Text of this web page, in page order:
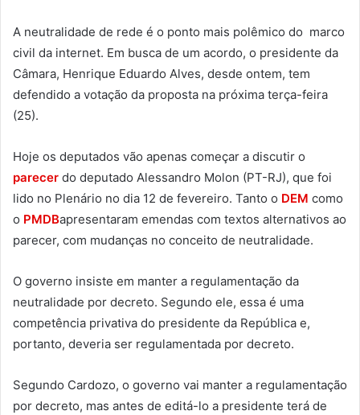
A neutralidade de rede é o ponto mais polêmico do marco
civil da internet. Em busca de um acordo, o presidente da
Câmara, Henrique Eduardo Alves, desde ontem, tem
defendido a votação da proposta na próxima terça-feira
(25).
Hoje os deputados vão apenas começar a discutir o
parecer do deputado Alessandro Molon (PT-RJ), que foi
lido no Plenário no dia 12 de fevereiro. Tanto o DEM como
o PMDBapresentaram emendas com textos alternativos ao
parecer, com mudanças no conceito de neutralidade.
O governo insiste em manter a regulamentação da
neutralidade por decreto. Segundo ele, essa é uma
competência privativa do presidente da República e,
portanto, deveria ser regulamentada por decreto.
Segundo Cardozo, o governo vai manter a regulamentação
por decreto, mas antes de editá-lo a presidente terá de